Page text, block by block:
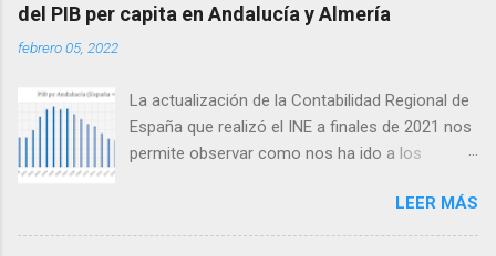
del PIB per capita en Andalucía y Almería
febrero 05, 2022
La actualización de la Contabilidad Regional de
España que realizó el INE a finales de 2021 nos
permite observar como nos ha ido a los
refiere en relación con el conjunto de España.
Antes de seguir conviene aclarar que
LEER MÁS